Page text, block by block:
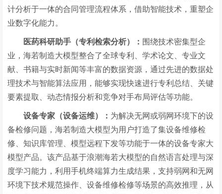
计分析于一体的合同管理流程体系，借助智能技术，重塑企
业数字化能力。
医药科研助手（专利检索分析） ： 围绕技术密集型企
业，海若制造大模型整合了全球专利、学术论文、专业文
献、书籍与实时新闻等丰富的数据资源，通过先进的数据处
理技术与智能算法应用，能够实现快速进行专利总结、关键
要素提取、动态情报分析和竞争对手布局评估等功能。
设备专家（设备运维） ： 为解决无网或弱网环境下的设
备检修问题，海若制造大模型为用户打造了集设备维修检
修、知识库管理、模型远程下发等功能于一体的设备专家大
模型产品。该产品基于浪潮海若大模型的自然语言处理与深
度学习能力，利用手机终端算力生成结果，支持弱网和无网
环境下技术规范操作、设备维修检修等场景的高效推理，从